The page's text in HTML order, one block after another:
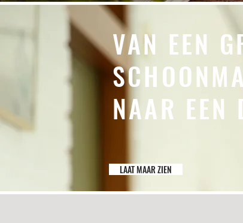
VAN EEN
NAAR EEN
LAAT MAAR ZIEN